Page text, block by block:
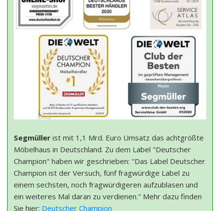
Segmüller ist mit 1,1 Mrd. Euro Umsatz das achtgrößte
Möbelhaus in Deutschland. Zu dem Label "Deutscher
Champion" haben wir geschrieben: "Das Label Deutscher
Champion ist der Versuch, fünf fragwürdige Label zu
einem sechsten, noch fragwürdigeren aufzublasen und
ein weiteres Mal daran zu verdienen." Mehr dazu finden
Sie hier: Deutscher Champion